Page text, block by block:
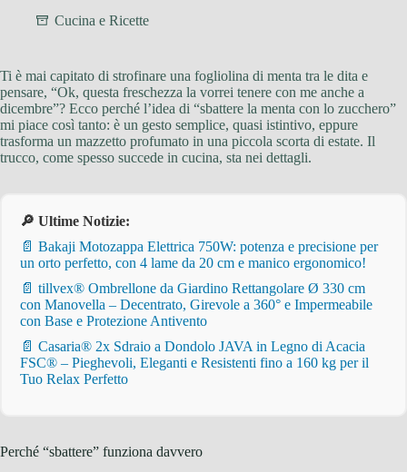
Cucina e Ricette
Ti è mai capitato di strofinare una fogliolina di menta tra le dita e
pensare, “Ok, questa freschezza la vorrei tenere con me anche a
dicembre”? Ecco perché l’idea di “sbattere la menta con lo zucchero”
mi piace così tanto: è un gesto semplice, quasi istintivo, eppure
trasforma un mazzetto profumato in una piccola scorta di estate. Il
trucco, come spesso succede in cucina, sta nei dettagli.
🔎 Ultime Notizie:
📄 Bakaji Motozappa Elettrica 750W: potenza e precisione per
un orto perfetto, con 4 lame da 20 cm e manico ergonomico!
📄 tillvex® Ombrellone da Giardino Rettangolare Ø 330 cm
con Manovella – Decentrato, Girevole a 360° e Impermeabile
con Base e Protezione Antivento
📄 Casaria® 2x Sdraio a Dondolo JAVA in Legno di Acacia
FSC® – Pieghevoli, Eleganti e Resistenti fino a 160 kg per il
Tuo Relax Perfetto
Perché “sbattere” funziona davvero